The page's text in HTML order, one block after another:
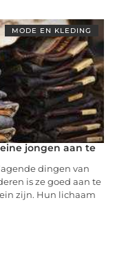
MODE EN KLEDING
jongen aan te
dingen van
is ze goed aan te
zijn. Hun lichaam